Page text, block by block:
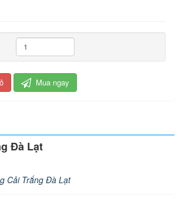
Mua ngay
Đà Lạt
Cải Trắng Đà Lạt